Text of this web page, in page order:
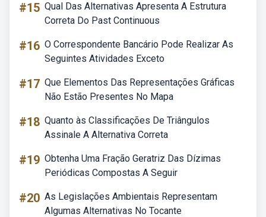
#15 Qual Das Alternativas Apresenta A Estrutura
Correta Do Past Continuous
#16 O Correspondente Bancário Pode Realizar As
Seguintes Atividades Exceto
#17 Que Elementos Das Representações Gráficas
Não Estão Presentes No Mapa
#18 Quanto às Classificações De Triângulos
Assinale A Alternativa Correta
#19 Obtenha Uma Fração Geratriz Das Dízimas
Periódicas Compostas A Seguir
#20 As Legislações Ambientais Representam
Algumas Alternativas No Tocante